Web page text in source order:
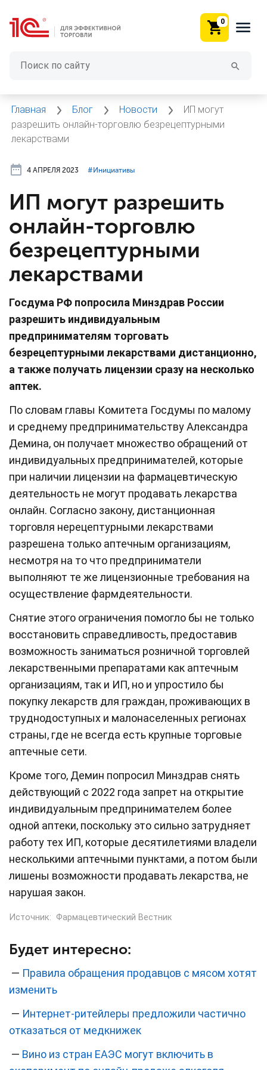
0
Главная Блог Новости
ИП могут
разрешить онлайн-торговлю безрецептурными
лекарствами
4 АПРЕЛЯ 2023 #⁣Инициативы
ИП могут разрешить
онлайн-торговлю
безрецептурными
лекарствами
Госдума РФ попросила Минздрав России
разрешить индивидуальным
предпринимателям торговать
безрецептурными лекарствами дистанционно,
а также получать лицензии сразу на несколько
аптек.
По словам главы Комитета Госдумы по малому
и среднему предпринимательству Александра
Демина, он получает множество обращений от
индивидуальных предпринимателей, которые
при наличии лицензии на фармацевтическую
деятельность не могут продавать лекарства
онлайн. Согласно закону, дистанционная
торговля нерецептурными лекарствами
разрешена только аптечным организациям,
несмотря на то что предприниматели
выполняют те же лицензионные требования на
осуществление фармдеятельности.
Снятие этого ограничения помогло бы не только
восстановить справедливость, предоставив
возможность заниматься розничной торговлей
лекарственными препаратами как аптечным
организациям, так и ИП, но и упростило бы
покупку лекарств для граждан, проживающих в
труднодоступных и малонаселенных регионах
страны, где не всегда есть крупные торговые
аптечные сети.
Кроме того, Демин попросил Минздрав снять
действующий с 2022 года запрет на открытие
индивидуальным предпринимателем более
одной аптеки, поскольку это сильно затрудняет
работу тех ИП, которые десятилетиями владели
несколькими аптечными пунктами, а потом были
лишены возможности продавать лекарства, не
нарушая закон.
Источник: Фармацевтический Вестник
Будет интересно:
— Правила обращения продавцов с мясом хотят
изменить
— Интернет-ритейлеры предложили частично
отказаться от медкнижек
— Вино из стран ЕАЭС могут включить в